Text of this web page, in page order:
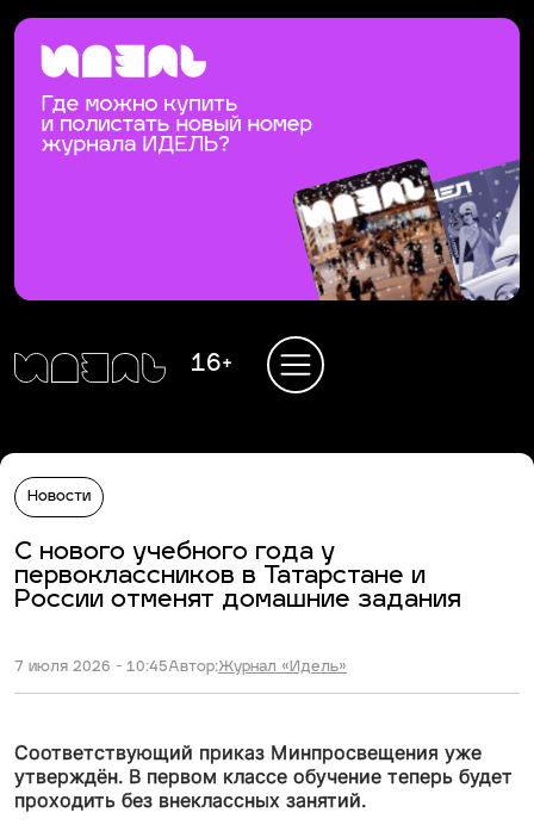
16+
Новости
С нового учебного года у
первоклассников в Татарстане и
России отменят домашние задания
7 июля 2026 - 10:45Автор:Журнал «Идель»
Соответствующий приказ Минпросвещения уже
утверждён. В первом классе обучение теперь будет
проходить без внеклассных занятий.